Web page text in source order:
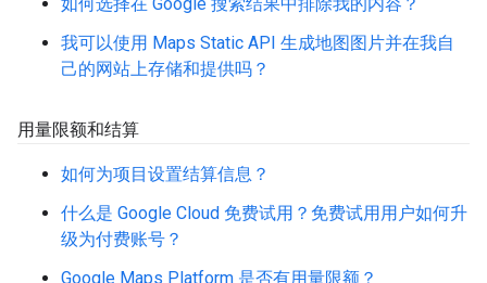
我可以使用 Maps Static API 生成地图图片并在我自
己的网站上存储和提供吗？
用量限额和结算
如何为项目设置结算信息？
什么是 Google Cloud 免费试用？免费试用用户如何升
级为付费账号？
Google Maps Platform 是否有用量限额？